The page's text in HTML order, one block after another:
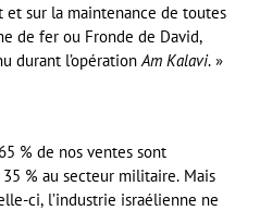
et sur la maintenance de toutes
de fer ou Fronde de David,
durant l’opération Am Kalavi. »
% de nos ventes sont
% au secteur militaire. Mais
ci, l’industrie israélienne ne